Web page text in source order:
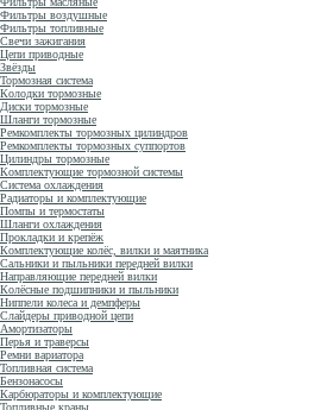
Фильтры воздушные
Фильтры топливные
Свечи зажигания
Цепи приводные
Звёзды
Тормозная система
Колодки тормозные
Диски тормозные
Шланги тормозные
Ремкомплекты тормозных цилиндров
Ремкомплекты тормозных суппортов
Цилиндры тормозные
Комплектующие тормозной системы
Система охлаждения
Радиаторы и комплектующие
Помпы и термостаты
Шланги охлаждения
Прокладки и крепёж
Комплектующие колёс, вилки и маятника
Сальники и пыльники передней вилки
Направляющие передней вилки
Колёсные подшипники и пыльники
Ниппели колеса и демпферы
Слайдеры приводной цепи
Амортизаторы
Перья и траверсы
Ремни вариатора
Топливная система
Бензонасосы
Карбюраторы и комплектующие
Топливные краны